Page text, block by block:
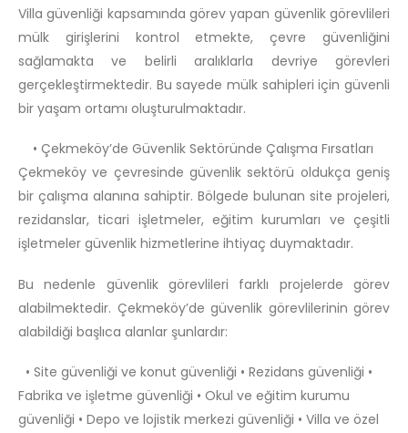
Villa güvenliği kapsamında görev yapan güvenlik görevlileri
mülk girişlerini kontrol etmekte, çevre güvenliğini
sağlamakta ve belirli aralıklarla devriye görevleri
gerçekleştirmektedir. Bu sayede mülk sahipleri için güvenli
bir yaşam ortamı oluşturulmaktadır.
• Çekmeköy’de Güvenlik Sektöründe Çalışma Fırsatları
Çekmeköy ve çevresinde güvenlik sektörü oldukça geniş
bir çalışma alanına sahiptir. Bölgede bulunan site projeleri,
rezidanslar, ticari işletmeler, eğitim kurumları ve çeşitli
işletmeler güvenlik hizmetlerine ihtiyaç duymaktadır.
Bu nedenle güvenlik görevlileri farklı projelerde görev
alabilmektedir. Çekmeköy’de güvenlik görevlilerinin görev
alabildiği başlıca alanlar şunlardır:
• Site güvenliği ve konut güvenliği • Rezidans güvenliği •
Fabrika ve işletme güvenliği • Okul ve eğitim kurumu
güvenliği • Depo ve lojistik merkezi güvenliği • Villa ve özel